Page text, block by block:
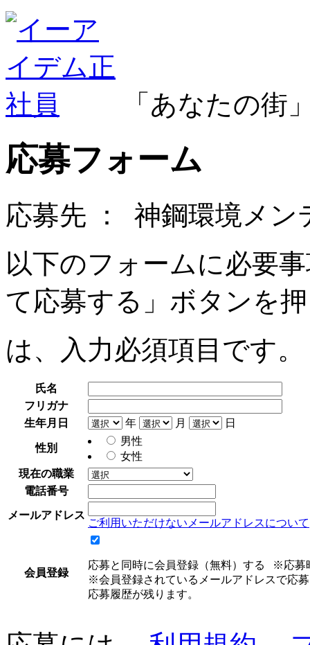
「あなたの街
応募フォーム
応募先 ： 神鋼環境メン
以下のフォームに必要
て応募する」ボタンを
は、入力必須項目です。
氏名
フリガナ
生年月日
年 月 日
性別
男性
女性
現在の職業
電話番号
メールアドレス
ご利用いただけないメールアドレスについて
会員登録
応募と同時に会員登録（無料）する
※応募
※会員登録されているメールアドレスで応
応募履歴が残ります。